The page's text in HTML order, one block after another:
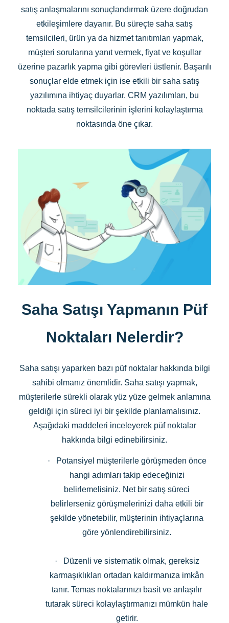
satış anlaşmalarını sonuçlandırmak üzere doğrudan
etkileşimlere dayanır. Bu süreçte saha satış
temsilcileri, ürün ya da hizmet tanıtımları yapmak,
müşteri sorularına yanıt vermek, fiyat ve koşullar
üzerine pazarlık yapma gibi görevleri üstlenir. Başarılı
sonuçlar elde etmek için ise etkili bir saha satış
yazılımına ihtiyaç duyarlar. CRM yazılımları, bu
noktada satış temsilcilerinin işlerini kolaylaştırma
noktasında öne çıkar.
Saha Satışı Yapmanın Püf
Noktaları Nelerdir?
Saha satışı yaparken bazı püf noktalar hakkında bilgi
sahibi olmanız önemlidir. Saha satışı yapmak,
müşterilerle sürekli olarak yüz yüze gelmek anlamına
geldiği için süreci iyi bir şekilde planlamalısınız.
Aşağıdaki maddeleri inceleyerek püf noktalar
hakkında bilgi edinebilirsiniz.
· Potansiyel müşterilerle görüşmeden önce
hangi adımları takip edeceğinizi
belirlemelisiniz. Net bir satış süreci
belirlerseniz görüşmelerinizi daha etkili bir
şekilde yönetebilir, müşterinin ihtiyaçlarına
göre yönlendirebilirsiniz.
· Düzenli ve sistematik olmak, gereksiz
karmaşıklıkları ortadan kaldırmanıza imkân
tanır. Temas noktalarınızı basit ve anlaşılır
tutarak süreci kolaylaştırmanızı mümkün hale
getirir.